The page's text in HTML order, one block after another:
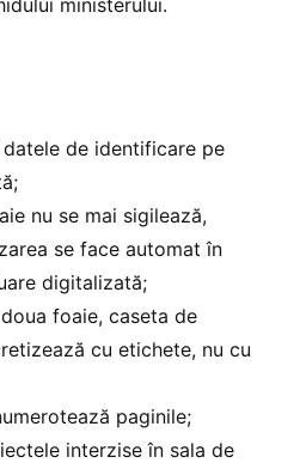
de identificare pe
nu se mai sigilează,
se face automat în
digitalizată;
foaie, caseta de
cu etichete, nu cu
paginile;
interzise în sala de